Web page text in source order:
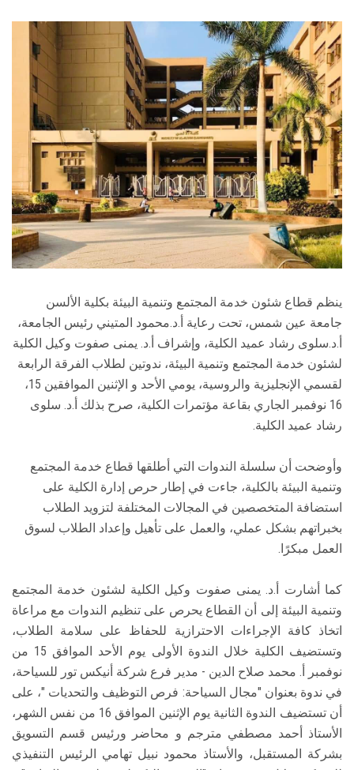
تواصل معنا
الطلاب
هيئة التدريس
الدراسات العليا
الخريجين
الموظفون
سجل الان
ينظم قطاع شئون خدمة المجتمع وتنمية البيئة بكلية الألسن
جامعة عين شمس، تحت رعاية أ.د.محمود المتيني رئيس الجامعة،
أ.د.سلوى رشاد عميد الكلية، وإشراف أ.د. يمنى صفوت وكيل الكلية
لشئون خدمة المجتمع وتنمية البيئة، ندوتين لطلاب الفرقة الرابعة
لقسمي الإنجليزية والروسية، يومي الأحد و الإثنين الموافقين 15،
16 نوفمبر الجاري بقاعة مؤتمرات الكلية، صرح بذلك أ.د. سلوى
رشاد عميد الكلية.
وأوضحت أن سلسلة الندوات التي أطلقها قطاع خدمة المجتمع
وتنمية البيئة بالكلية، جاءت في إطار حرص إدارة الكلية على
استضافة المتخصصين في المجالات المختلفة لتزويد الطلاب
بخبراتهم بشكل عملي، والعمل على تأهيل وإعداد الطلاب لسوق
العمل مبكرًا.
كما أشارت أ.د. يمنى صفوت وكيل الكلية لشئون خدمة المجتمع
وتنمية البيئة إلى أن القطاع يحرص على تنظيم الندوات مع مراعاة
اتخاذ كافة الإجراءات الاحترازية للحفاظ على سلامة الطلاب،
وتستضيف الكلية خلال الندوة الأولى يوم الأحد الموافق 15 من
نوفمبر أ. محمد صلاح الدين - مدير فرع شركة أنيكس تور للسياحة،
في ندوة بعنوان "مجال السياحة: فرص التوظيف والتحديات "، على
أن تستضيف الندوة الثانية يوم الإثنين الموافق 16 من نفس الشهر،
الأستاذ أحمد مصطفي مترجم و محاضر ورئيس قسم التسويق
بشركة المستقبل، والأستاذ محمود نبيل تهامي الرئيس التنفيذي